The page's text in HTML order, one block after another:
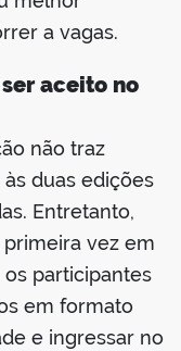
a vagas.
aceito no
não traz
duas edições
Entretanto,
vez em
os participantes
em formato
e ingressar no